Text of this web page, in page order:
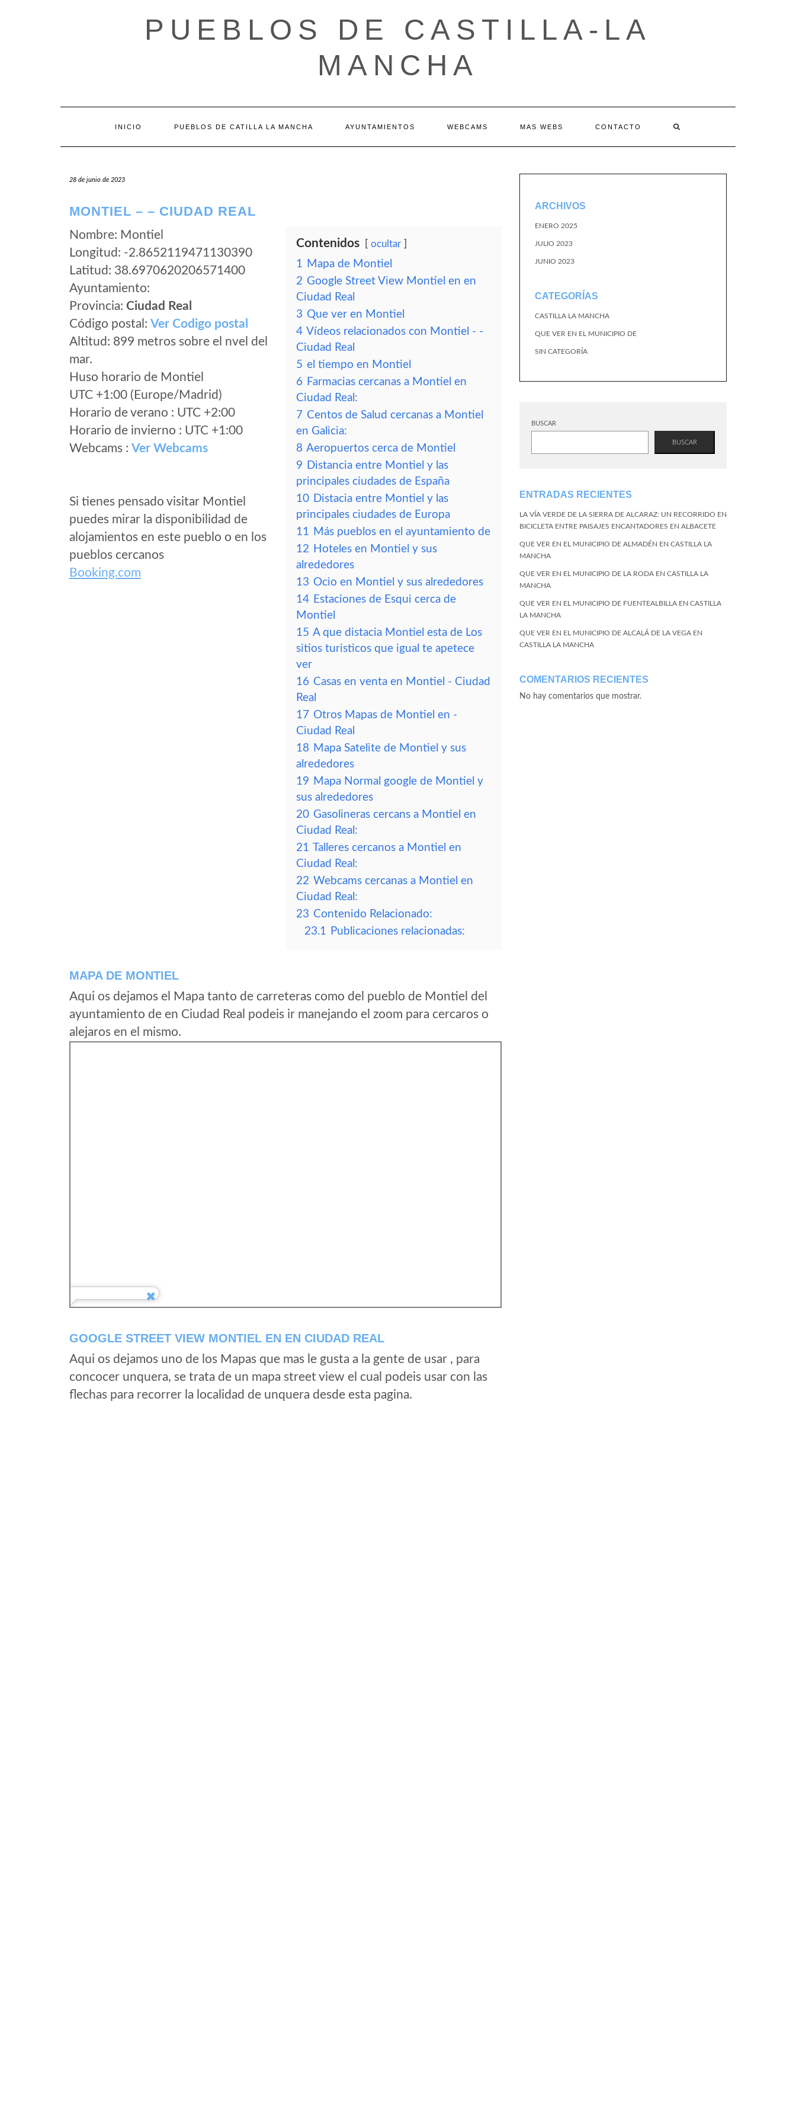
PUEBLOS DE CASTILLA-LA
MANCHA
INICIO PUEBLOS DE CATILLA LA MANCHA AYUNTAMIENTOS WEBCAMS MAS WEBS CONTACTO
28 de junio de 2023
MONTIEL – – CIUDAD REAL
Nombre: Montiel
Longitud: -2.8652119471130390
Latitud: 38.6970620206571400
Ayuntamiento:
Provincia: Ciudad Real
Código postal: Ver Codigo postal
Altitud: 899 metros sobre el nvel del
mar.
Huso horario de Montiel
UTC +1:00 (Europe/Madrid)
Horario de verano : UTC +2:00
Horario de invierno : UTC +1:00
Webcams : Ver Webcams
Si tienes pensado visitar Montiel
puedes mirar la disponibilidad de
alojamientos en este pueblo o en los
pueblos cercanos
Booking.com
Contenidos ocultar
1 Mapa de Montiel
2 Google Street View Montiel en en
Ciudad Real
3 Que ver en Montiel
4 Vídeos relacionados con Montiel - -
Ciudad Real
5 el tiempo en Montiel
6 Farmacias cercanas a Montiel en
Ciudad Real:
7 Centos de Salud cercanas a Montiel
en Galicia:
8 Aeropuertos cerca de Montiel
9 Distancia entre Montiel y las
principales ciudades de España
10 Distacia entre Montiel y las
principales ciudades de Europa
11 Más pueblos en el ayuntamiento de
12 Hoteles en Montiel y sus
alrededores
13 Ocio en Montiel y sus alrededores
14 Estaciones de Esqui cerca de
Montiel
15 A que distacia Montiel esta de Los
sitios turisticos que igual te apetece
ver
16 Casas en venta en Montiel - Ciudad
Real
17 Otros Mapas de Montiel en -
Ciudad Real
18 Mapa Satelite de Montiel y sus
alrededores
19 Mapa Normal google de Montiel y
sus alrededores
20 Gasolineras cercans a Montiel en
Ciudad Real:
21 Talleres cercanos a Montiel en
Ciudad Real:
22 Webcams cercanas a Montiel en
Ciudad Real:
23 Contenido Relacionado:
23.1 Publicaciones relacionadas:
MAPA DE MONTIEL
Aqui os dejamos el Mapa tanto de carreteras como del pueblo de Montiel del
ayuntamiento de en Ciudad Real podeis ir manejando el zoom para cercaros o
alejaros en el mismo.
GOOGLE STREET VIEW MONTIEL EN EN CIUDAD REAL
Aqui os dejamos uno de los Mapas que mas le gusta a la gente de usar , para
concocer unquera, se trata de un mapa street view el cual podeis usar con las
flechas para recorrer la localidad de unquera desde esta pagina.
ARCHIVOS
ENERO 2025
JULIO 2023
JUNIO 2023
CATEGORÍAS
CASTILLA LA MANCHA
QUE VER EN EL MUNICIPIO DE
SIN CATEGORÍA
BUSCAR
BUSCAR
ENTRADAS RECIENTES
LA VÍA VERDE DE LA SIERRA DE ALCARAZ: UN RECORRIDO EN
BICICLETA ENTRE PAISAJES ENCANTADORES EN ALBACETE
QUE VER EN EL MUNICIPIO DE ALMADÉN EN CASTILLA LA
MANCHA
QUE VER EN EL MUNICIPIO DE LA RODA EN CASTILLA LA
MANCHA
QUE VER EN EL MUNICIPIO DE FUENTEALBILLA EN CASTILLA
LA MANCHA
QUE VER EN EL MUNICIPIO DE ALCALÁ DE LA VEGA EN
CASTILLA LA MANCHA
COMENTARIOS RECIENTES
No hay comentarios que mostrar.